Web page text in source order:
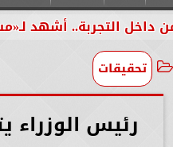
أشهد لـ«مستقبل
تحقيقات
رئيس الوزراء